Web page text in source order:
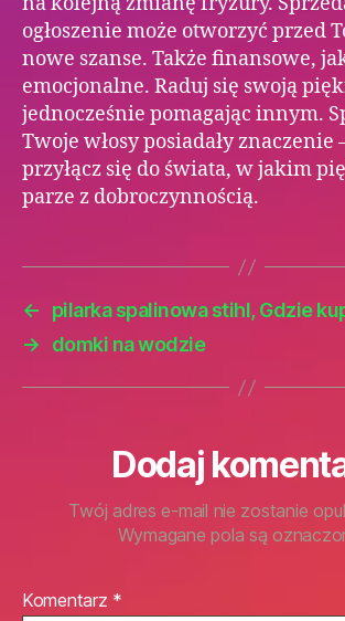
ogłoszenie może otworzyć przed
nowe szanse. Także finansowe,
emocjonalne. Raduj się swoją
jednocześnie pomagając innym.
Twoje włosy posiadały znaczenie
przyłącz się do świata, w jakim
parze z dobroczynnością.
←
pilarka spalinowa stihl, Gdzie
→
domki na wodzie
Dodaj
Twój adres e-mail nie zostanie
Wymagane pola są
Komentarz *